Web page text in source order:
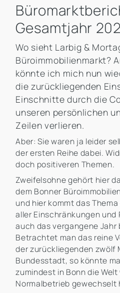
Gesamtjahr
Wo sieht Larbig &
Büroimmobilienmarkt?
könnte ich mich nun
die zurückliegenden
Einschnitte durch die
unseren persönlichen
Zeilen verlieren.
Aber: Sie waren ja leider
der ersten Reihe dabei.
doch positiveren Themen.
Zweifelsohne gehört hier
dem Bonner
und hier kommt das
aller Einschränkungen und
auch das vergangene
Betrachtet man das reine
der zurückliegenden zwölf
Bundesstadt, so könnte
zumindest in Bonn die
Normalbetrieb gewechselt